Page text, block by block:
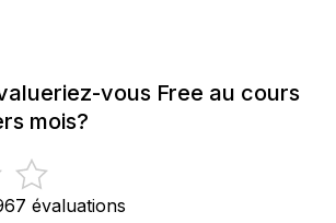
vous Free au cours
mois?
évaluations